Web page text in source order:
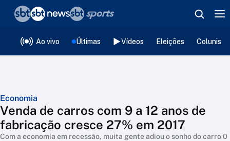
Ao vivo Últimas Vídeos Eleições
Economia
Venda de carros com 9 a 12 anos de
fabricação cresce 27% em 2017
Com a economia em recessão, muita gente adiou o sonho do carro 0
❮voltar
Editorias